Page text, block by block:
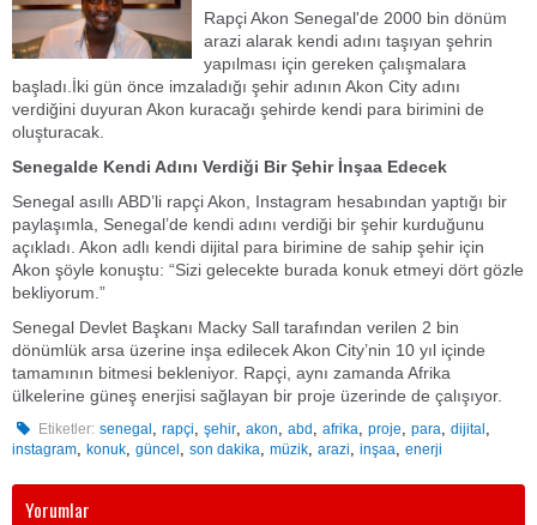
Rapçi Akon Senegal'de 2000 bin dönüm
arazi alarak kendi adını taşıyan şehrin
yapılması için gereken çalışmalara
başladı.İki gün önce imzaladığı şehir adının Akon City adını
verdiğini duyuran Akon kuracağı şehirde kendi para birimini de
oluşturacak.
Senegalde Kendi Adını Verdiği Bir Şehir İnşaa Edecek
Senegal asıllı ABD’li rapçi Akon, Instagram hesabından yaptığı bir
paylaşımla, Senegal’de kendi adını verdiği bir şehir kurduğunu
açıkladı. Akon adlı kendi dijital para birimine de sahip şehir için
Akon şöyle konuştu: “Sizi gelecekte burada konuk etmeyi dört gözle
bekliyorum.”
Senegal Devlet Başkanı Macky Sall tarafından verilen 2 bin
dönümlük arsa üzerine inşa edilecek Akon City’nin 10 yıl içinde
tamamının bitmesi bekleniyor. Rapçi, aynı zamanda Afrika
ülkelerine güneş enerjisi sağlayan bir proje üzerinde de çalışıyor.
Etiketler: senegal ,rapçi,şehir,akon,abd ,afrika,proje,para,dijital ,
instagram, konuk, güncel , son dakika, müzik, arazi, inşaa, enerji
Yorumlar